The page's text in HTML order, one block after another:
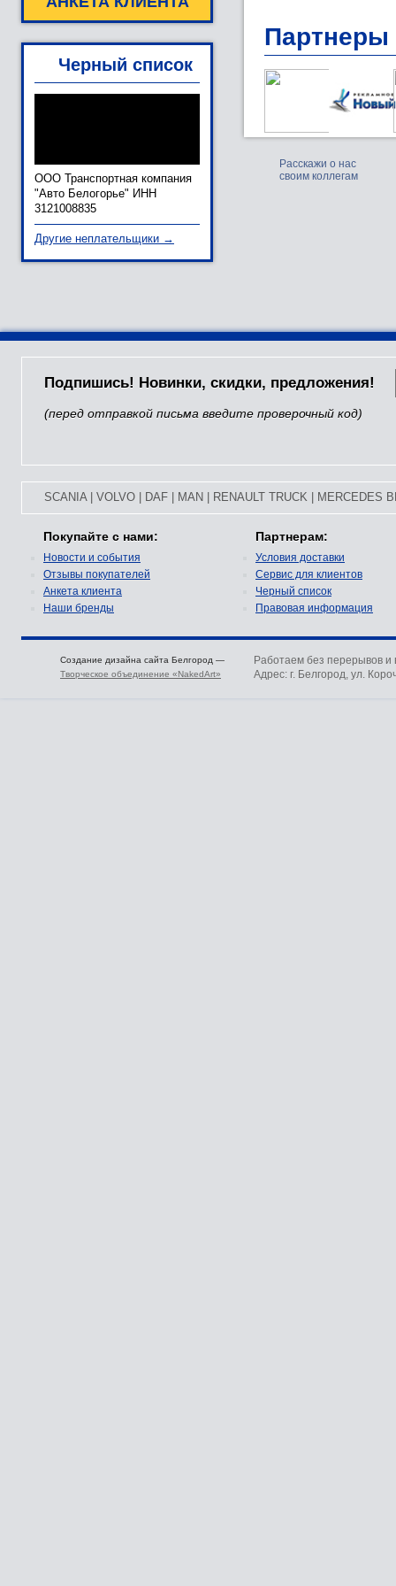
Черный список
ООО Транспортная компания
"Авто Белогорье" ИНН
3121008835
Другие неплательщики →
Партнеры
Расскажи о нас
своим коллегам
Подпишись! Новинки, скидки, предложения!
(перед отправкой письма введите проверочный код)
SCANIA| VOLVO DAF MAN RENAULT TRUCK MERCEDES
Покупайте с нами:
Новости и события
Отзывы покупателей
Анкета клиента
Наши бренды
Партнерам:
Условия доставки
Сервис для клиентов
Черный список
Правовая информация
Создание дизайна сайта Белгород —
Творческое объединение «NakedArt»
Работаем без перерывов и
Адрес: г. Белгород, ул.